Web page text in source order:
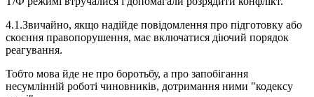
4.1.Звичайно, якщо надійде повідомлення про підготовку або
скоєння правопорушення, має включатися діючий порядок
реагування.
Тобто мова йде не про боротьбу, а про запобігання
несумлінній роботі чиновників, дотримання ними "кодексу